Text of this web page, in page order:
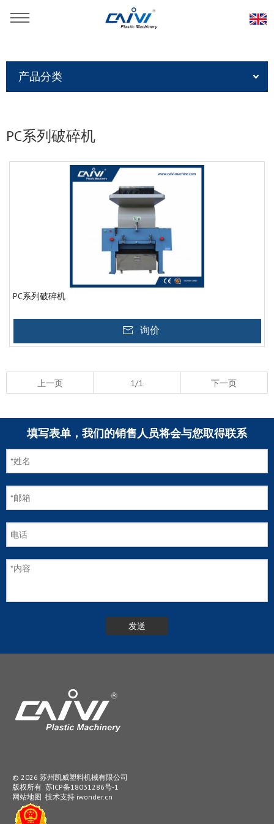
首页
» 产品 » 塑料破碎/撕碎设备
»
PC系列破碎机
产品分类
PC系列破碎机
PC系列破碎机
询价
上一页 1/1 下一页
填写表单，我们的销售人员将会与您取得联系
© 2026 苏州凯威塑料机械有限公司
版权所有 苏ICP备18031286号-1
网站地图 技术支持 iwonder.cn